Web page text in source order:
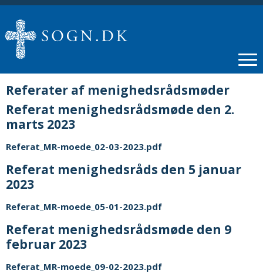
Referater af menighedsrådsmøder
Referat menighedsrådsmøde den 2.
marts 2023
Referat_MR-moede_02-03-2023.pdf
Referat menighedsråds den 5 januar
2023
Referat_MR-moede_05-01-2023.pdf
Referat menighedsrådsmøde den 9
februar 2023
Referat_MR-moede_09-02-2023.pdf